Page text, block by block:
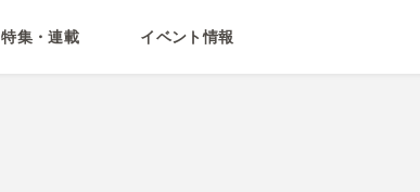
特集・連載 イベント情報